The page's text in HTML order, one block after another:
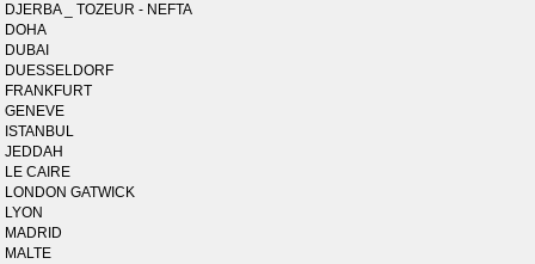
DJERBA _ TOZEUR - NEFTA
DOHA
DUBAI
DUESSELDORF
FRANKFURT
GENEVE
ISTANBUL
JEDDAH
LE CAIRE
LONDON GATWICK
LYON
MADRID
MALTE